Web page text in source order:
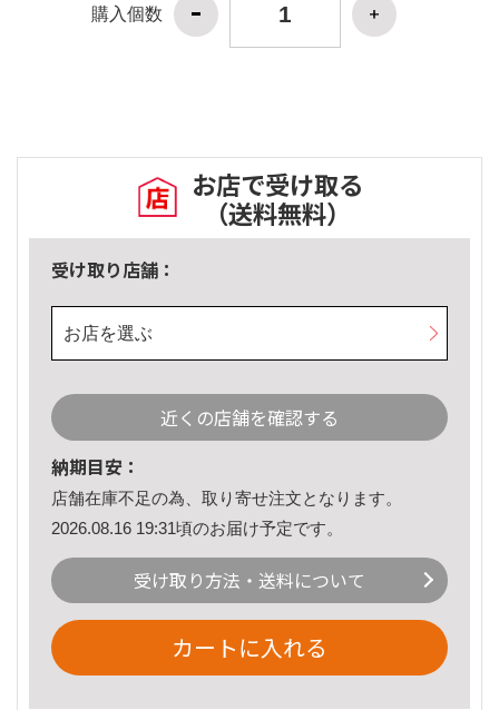
購入個数
お店で受け取る
（送料無料）
受け取り店舗：
お店を選ぶ
近くの店舗を確認する
納期目安：
店舗在庫不足の為、取り寄せ注文となります。
2026.08.16 19:31頃のお届け予定です。
受け取り方法・送料について
カートに入れる